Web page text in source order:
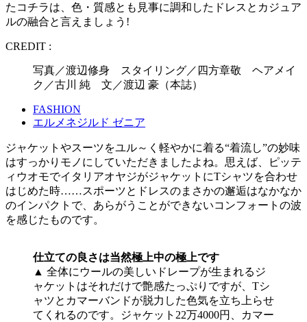
たコチラは、色・質感とも見事に調和したドレスとカジュア
ルの融合と言えましょう!
CREDIT :
写真／渡辺修身 スタイリング／四方章敬 ヘアメイ
ク／古川 純 文／渡辺 豪（本誌）
FASHION
エルメネジルド ゼニア
ジャケットやスーツをユル～く軽やかに着る“着流し”の妙味
はすっかりモノにしていただきましたよね。思えば、ピッテ
ィウオモでイタリアオヤジがジャケットにTシャツを合わせ
はじめた時……スポーツとドレスのまさかの邂逅はなかなか
のインパクトで、あらがうことができないコンフォートの波
を感じたものです。
仕立ての良さは当然極上中の極上です
▲ 全体にウールの美しいドレープが生まれるジ
ャケットはそれだけで艶感たっぷりですが、Tシ
ャツとカマーバンドが脱力した色気を立ち上らせ
てくれるのです。ジャケット22万4000円、カマー